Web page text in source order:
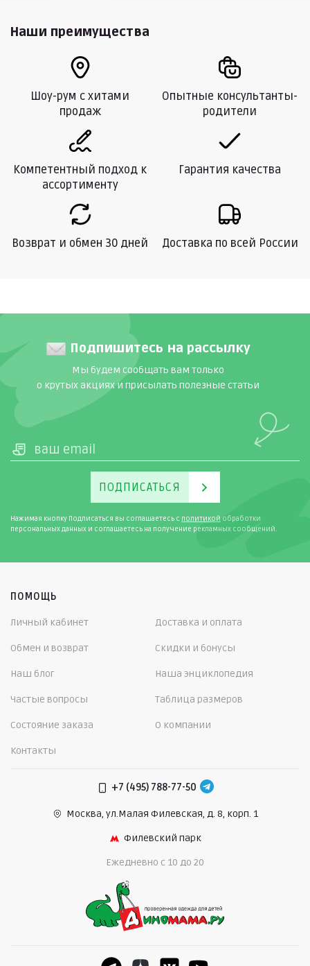
Наши преимущества
Шоу-рум с хитами
продаж
Опытные консультанты-
родители
Компетентный подход к
ассортименту
Гарантия качества
Возврат и обмен 30 дней Доставка по всей России
Подпишитесь на рассылку
Мы будем сообщать вам только
о крутых акциях и присылать полезные статьи
ПОДПИСАТЬСЯ
Нажимая кнопку Подписаться вы соглашаетесь с политикой обработки
персональных данных и соглашаетесь на получение рекламных сообщений.
ПОМОЩЬ
Личный кабинет Доставка и оплата
Обмен и возврат Скидки и бонусы
Наш блог Наша энциклопедия
Частые вопросы Таблица размеров
Состояние заказа О компании
Контакты
+7 (495) 788-77-50
Москва, ул.Малая Филевская, д. 8, корп. 1
Филевский парк
Ежедневно c 10 до 20